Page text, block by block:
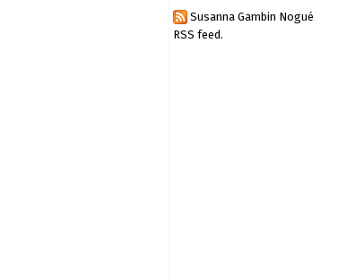
Susanna Gambin Nogué
RSS feed.